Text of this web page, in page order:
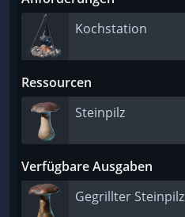
Kochstation
Ressourcen
Steinpilz
Verfügbare Ausgaben
Gegrillter Steinpilz